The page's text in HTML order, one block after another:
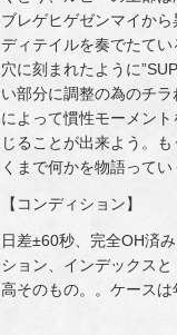
ブレゲヒゲゼンマイか
ディテイルを奏でたて
穴に刻まれたように
い部分に調整の為のチ
によって慣性モーメン
じることが出来よう。
くまで何かを物語ってい
【コンディション】
日差±60秒、完全OH済
ション、インデックス
高そのもの。。ケース